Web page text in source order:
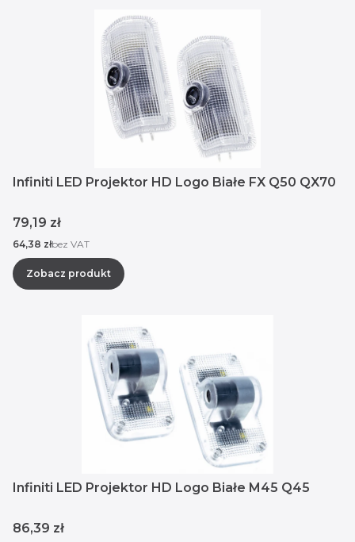
Infiniti LED Projektor HD Logo Białe FX Q50 QX70
Cena
79,19 zł
Cena
64,38 złbez VAT
Zobacz produkt
Infiniti LED Projektor HD Logo Białe M45 Q45
Cena
86,39 zł